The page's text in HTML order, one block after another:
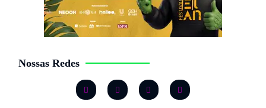
Nossas Redes